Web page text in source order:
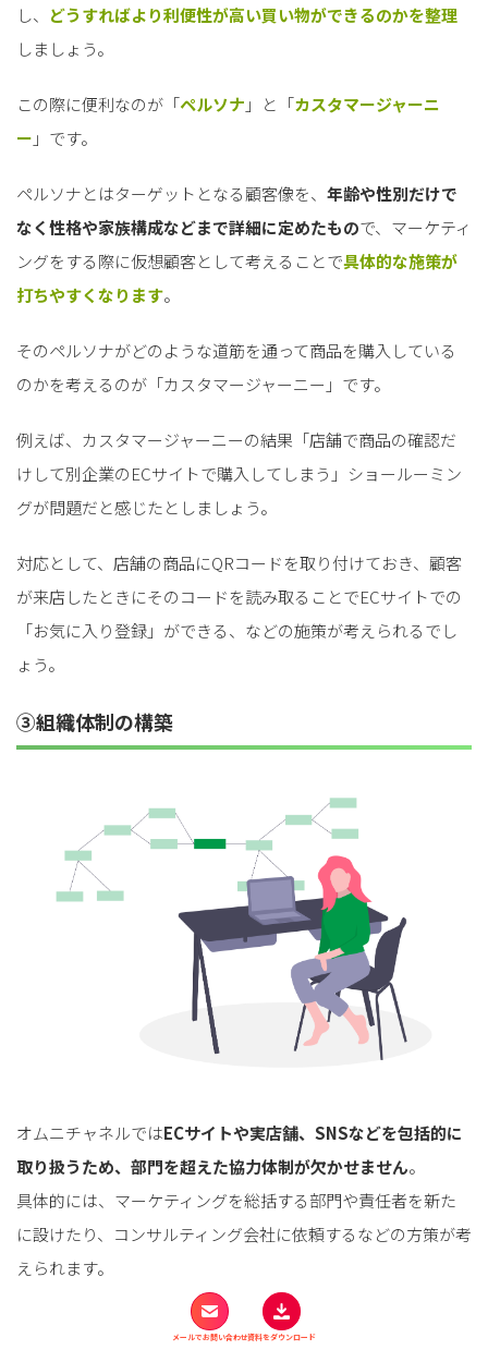
し、 どうすればより利便性が高い買い物ができるのかを整理
しましょう。
この際に便利なのが「ペルソナ 」と「カスタマージャーニ
ー 」です。
ペルソナとはターゲットとなる顧客像を、 年齢や性別だけで
なく性格や家族構成などまで詳細に定めたもので、マーケティ
ングをする際に仮想顧客として考えることで具体的な施策が
打ちやすくなります。
そのペルソナがどのような道筋を通って商品を購入している
のかを考えるのが「カスタマージャーニー」です。
例えば、カスタマージャーニーの結果「店舗で商品の確認だ
けして別企業のECサイトで購入してしまう」ショールーミン
グが問題だと感じたとしましょう。
対応として、店舗の商品にQRコードを取り付けておき、顧客
が来店したときにそのコードを読み取ることでECサイトでの
「お気に入り登録」ができる、などの施策が考えられるでし
ょう。
③組織体制の構築
オムニチャネルではECサイトや実店舗、SNSなどを包括的に
取り扱うため、部門を超えた協力体制が欠かせません。
具体的には、マーケティングを総括する部門や責任者を新た
に設けたり、コンサルティング会社に依頼するなどの方策が考
えられます。
ただし、単に体制を整えるだけでは不十分です。
メールでお問い合わせ資料をダウンロード